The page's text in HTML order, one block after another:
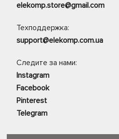
elekomp.store@gmail.com
Техподдержка:
support@elekomp.com.ua
Следите за нами:
Instagram
Facebook
Pinterest
Telegram